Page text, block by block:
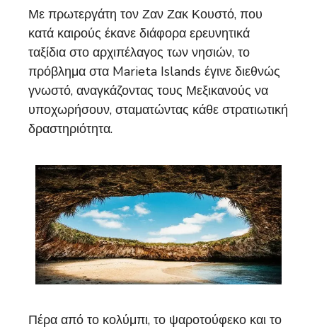
Με πρωτεργάτη τον Ζαν Ζακ Κουστό, που
κατά καιρούς έκανε διάφορα ερευνητικά
ταξίδια στο αρχιπέλαγος των νησιών, το
πρόβλημα στα Marieta Islands έγινε διεθνώς
γνωστό, αναγκάζοντας τους Μεξικανούς να
υποχωρήσουν, σταματώντας κάθε στρατιωτική
δραστηριότητα.
Πέρα από το κολύμπι, το ψαροτούφεκο και το